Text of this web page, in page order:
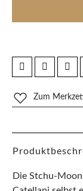
Zum
Die Stchu-